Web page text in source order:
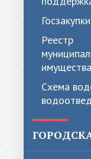
Госзакупки
Реестр
имущества
Схема